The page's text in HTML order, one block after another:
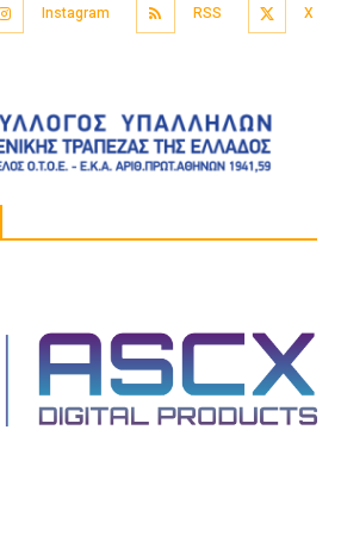
Instagram RSS X